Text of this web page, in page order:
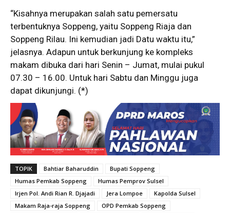
“Kisahnya merupakan salah satu pemersatu
terbentuknya Soppeng, yaitu Soppeng Riaja dan
Soppeng Rilau. Ini kemudian jadi Datu waktu itu,”
jelasnya. Adapun untuk berkunjung ke kompleks
makam dibuka dari hari Senin – Jumat, mulai pukul
07.30 – 16.00. Untuk hari Sabtu dan Minggu juga
dapat dikunjungi. (*)
TOPIK Bahtiar Baharuddin
Bupati Soppeng
Humas Pemkab Soppeng
Humas Pemprov Sulsel
Irjen Pol. Andi Rian R. Djajadi
Jera Lompoe
Kapolda Sulsel
Makam Raja-raja Soppeng
OPD Pemkab Soppeng